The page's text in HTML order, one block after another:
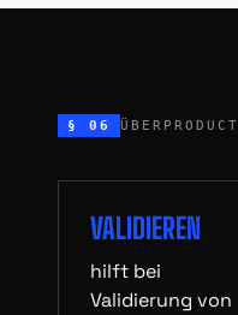
§ 06 ÜBERPRODUCT
VALIDIEREN
hilft bei
Validierung von